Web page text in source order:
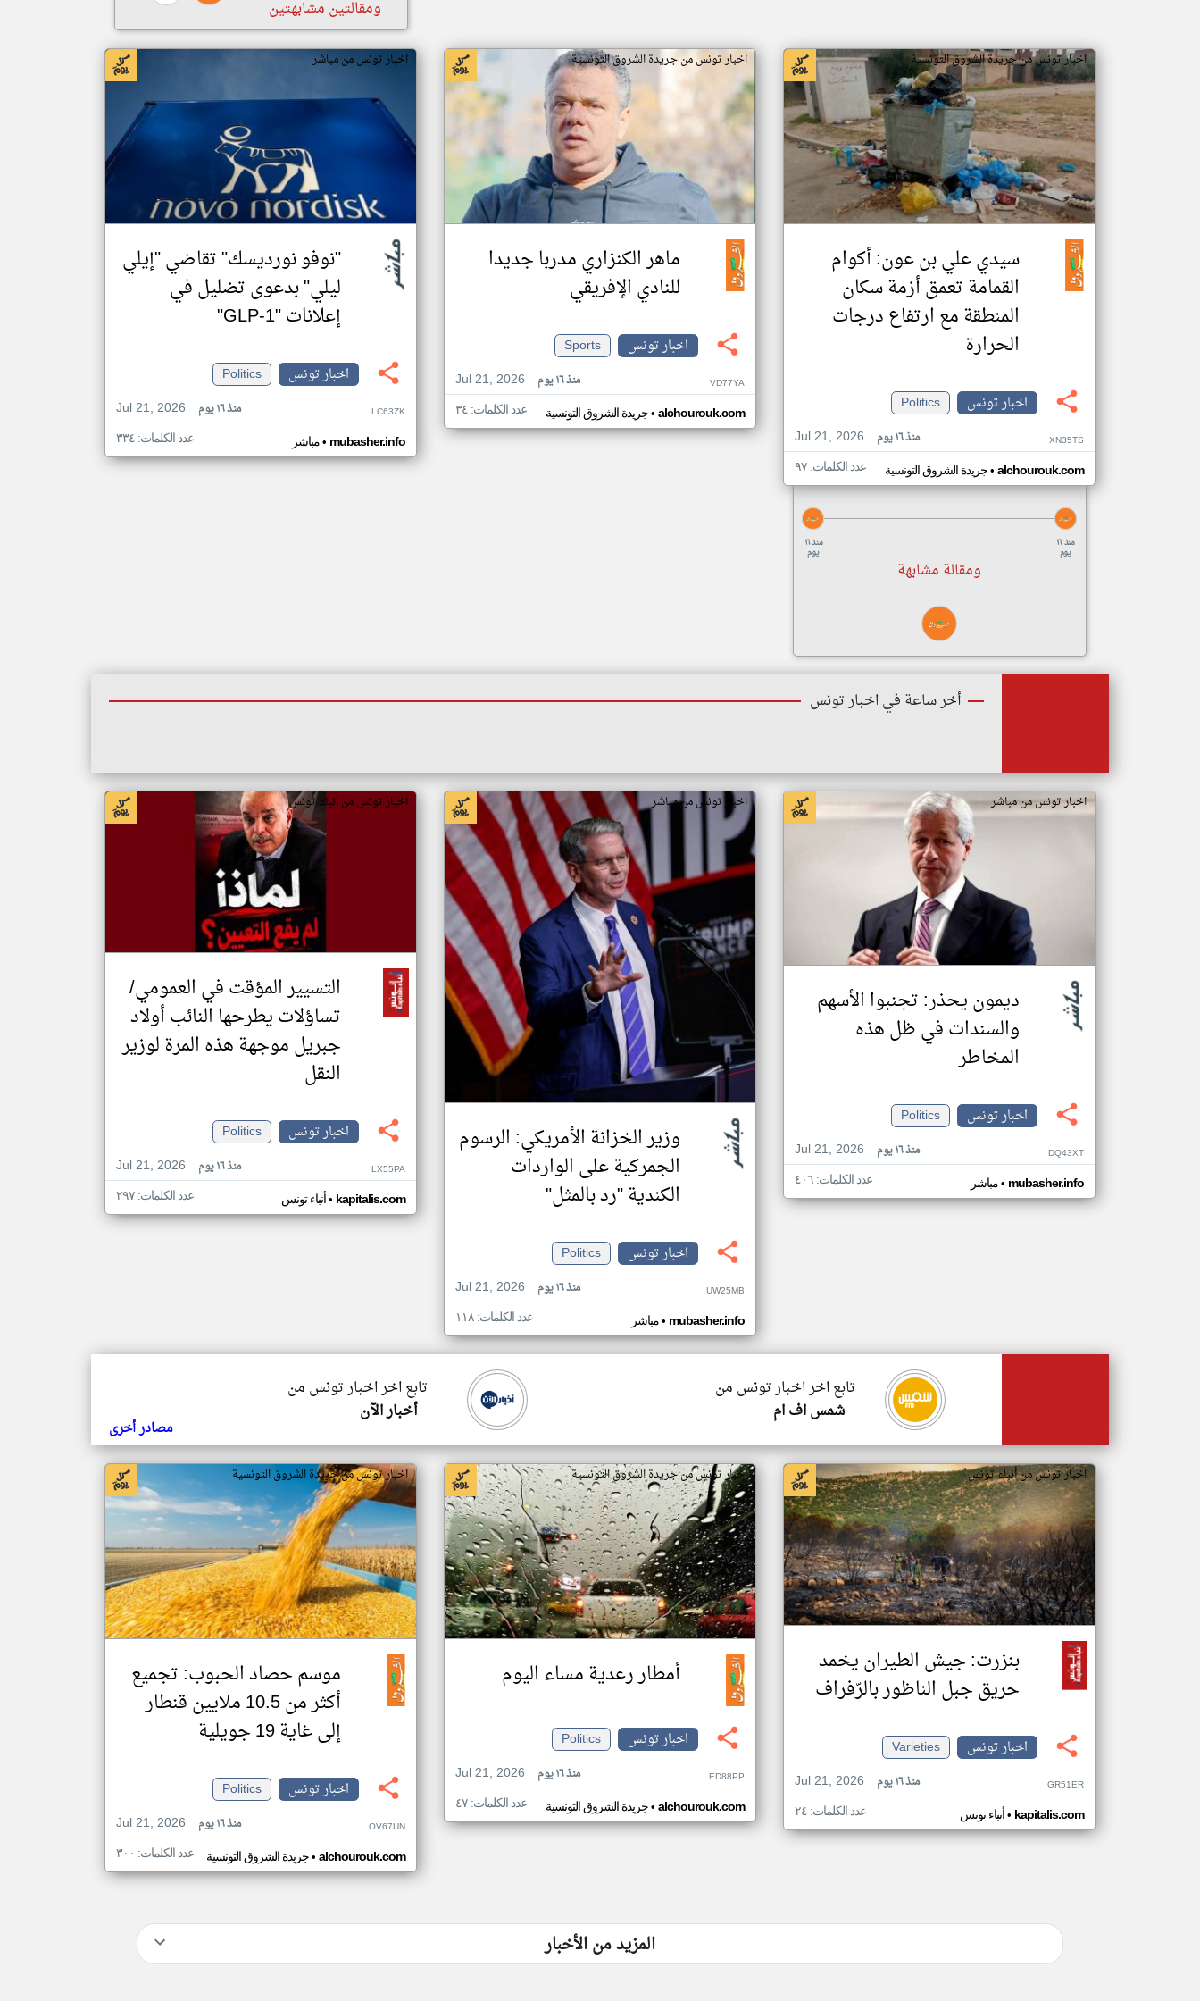
ومقالتين مشابهتين
اخبار تونس من جريدة الشروق التونسية
سيدي علي بن عون: أكوام
القمامة تعمق أزمة سكان
المنطقة مع ارتفاع درجات
الحرارة
اخبار تونس
Politics
Jul 21, 2026
منذ ١٦ يوم XN35TS
جريدة الشروق التونسية• alchourouk.com عدد الكلمات: ٩٧
منذ ١٦
يوم
منذ ١٦
يوم
ومقالة مشابهة
اخبار تونس من جريدة الشروق التونسية
ماهر الكنزاري مدربا جديدا
للنادي الإفريقي
اخبار تونس
Sports
Jul 21, 2026
منذ ١٦ يوم VD77YA
جريدة الشروق التونسية• alchourouk.com عدد الكلمات: ٣٤
اخبار تونس من مباشر
"نوفو نورديسك" تقاضي "إيلي
ليلي" بدعوى تضليل في
إعلانات "GLP-1"
اخبار تونس
Politics
Jul 21, 2026
منذ ١٦ يوم LC63ZK
مباشر• mubasher.info عدد الكلمات: ٣٣٤
أخر ساعة في اخبار تونس
اخبار تونس من مباشر
ديمون يحذر: تجنبوا الأسهم
والسندات في ظل هذه
المخاطر
اخبار تونس
Politics
Jul 21, 2026
منذ ١٦ يوم DQ43XT
مباشر• mubasher.info عدد الكلمات: ٤٠٦
اخبار تونس من مباشر
وزير الخزانة الأمريكي: الرسوم
الجمركية على الواردات
الكندية "رد بالمثل"
اخبار تونس
Politics
Jul 21, 2026
منذ ١٦ يوم UW25MB
مباشر• mubasher.info عدد الكلمات: ١١٨
اخبار تونس من أنباء تونس
التسيير المؤقت في العمومي/
تساؤلات يطرحها النائب أولاد
جبريل موجهة هذه المرة لوزير
النقل
اخبار تونس
Politics
Jul 21, 2026
منذ ١٦ يوم LX55PA
أنباء تونس• kapitalis.com عدد الكلمات: ٢٩٧
تابع اخر اخبار تونس من
أخبار الآن
تابع اخر اخبار تونس من
شمس اف ام
مصادر أخرى
اخبار تونس من أنباء تونس
بنزرت: جيش الطيران يخمد
حريق جبل الناظور بالرّفراف
اخبار تونس
Varieties
Jul 21, 2026
منذ ١٦ يوم GR51ER
أنباء تونس• kapitalis.com عدد الكلمات: ٢٤
اخبار تونس من جريدة الشروق التونسية
أمطار رعدية مساء اليوم
اخبار تونس
Politics
Jul 21, 2026
منذ ١٦ يوم ED88PP
جريدة الشروق التونسية• alchourouk.com عدد الكلمات: ٤٧
اخبار تونس من جريدة الشروق التونسية
موسم حصاد الحبوب: تجميع
أكثر من 10.5 ملايين قنطار
إلى غاية 19 جويلية
اخبار تونس
Politics
Jul 21, 2026
منذ ١٦ يوم OV67UN
جريدة الشروق التونسية• alchourouk.com عدد الكلمات: ٣٠٠
المزيد من الأخبار